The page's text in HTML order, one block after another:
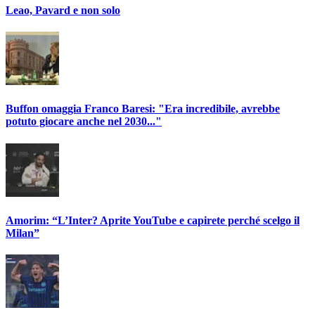
Leao, Pavard e non solo
Buffon omaggia Franco Baresi: "Era incredibile, avrebbe
potuto giocare anche nel 2030..."
Amorim: “L’Inter? Aprite YouTube e capirete perché scelgo il
Milan”